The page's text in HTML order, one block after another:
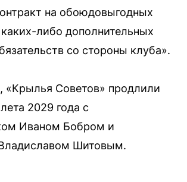
на обоюдовыгодных
либо дополнительных
со стороны клуба».
«Крылья Советов» продлили
2029 года с
Иваном Бобром и
Шитовым.